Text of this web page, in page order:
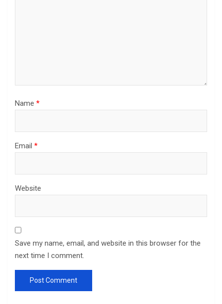
Name *
Email *
Website
Save my name, email, and website in this browser for the
next time I comment.